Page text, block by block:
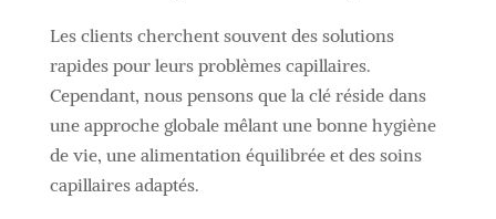
Les clients cherchent souvent des solutions
rapides pour leurs problèmes capillaires.
Cependant, nous pensons que la clé réside dans
une approche globale mêlant une bonne hygiène
de vie, une alimentation équilibrée et des soins
capillaires adaptés.